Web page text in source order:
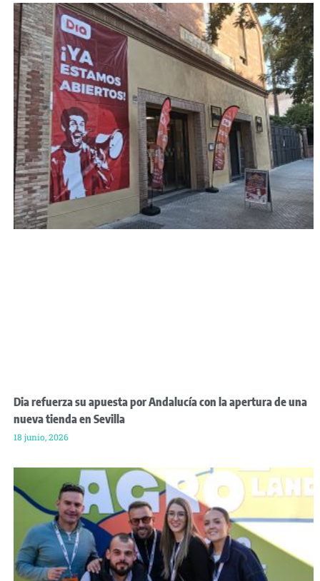
Dia refuerza su apuesta por Andalucía con la apertura de una
nueva tienda en Sevilla
18 junio, 2026